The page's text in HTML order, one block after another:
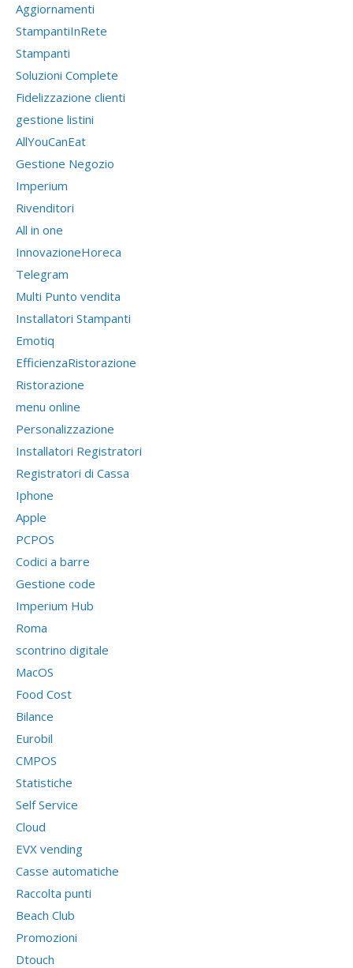
Aggiornamenti
StampantiInRete
Stampanti
Soluzioni Complete
Fidelizzazione clienti
gestione listini
AllYouCanEat
Gestione Negozio
Imperium
Rivenditori
All in one
InnovazioneHoreca
Telegram
Multi Punto vendita
Installatori Stampanti
Emotiq
EfficienzaRistorazione
Ristorazione
menu online
Personalizzazione
Installatori Registratori
Registratori di Cassa
Iphone
Apple
PCPOS
Codici a barre
Gestione code
Imperium Hub
Roma
scontrino digitale
MacOS
Food Cost
Bilance
Eurobil
CMPOS
Statistiche
Self Service
Cloud
EVX vending
Casse automatiche
Raccolta punti
Beach Club
Promozioni
Dtouch